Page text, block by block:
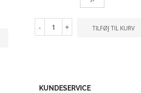
- + TILFØJ TIL KURV
KUNDESERVICE